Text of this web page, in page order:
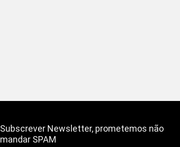
Subscrever Newsletter, prometemos não
mandar SPAM